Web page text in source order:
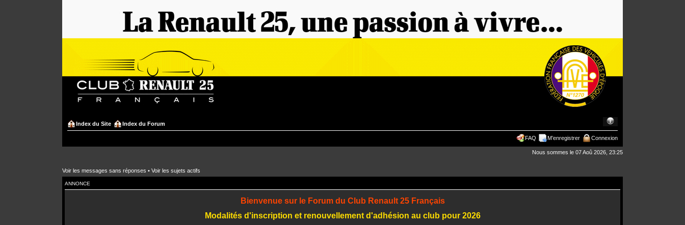
Index du Site Index du Forum
FAQ M’enregistrer Connexion
Nous sommes le 07 Aoû 2026, 23:25
Voir les messages sans réponses • Voir les sujets actifs
ANNONCE
Bienvenue sur le Forum du Club Renault 25 Français
Modalités d'inscription et renouvellement d'adhésion au club pour 2026